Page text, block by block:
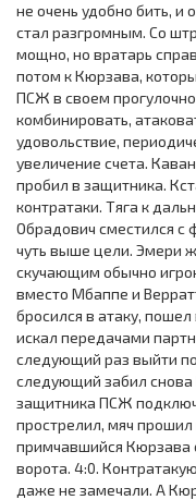
не очень удобно бить, и
стал разгромным. Со
мощно, но вратарь
потом к Кюрзава,
ПСЖ в своем
комбинировать,
удовольствие,
увеличение счета.
пробил в защитника.
контратаки. Тяга к
Обрадович сместился с
чуть выше цели. Эмери
скучающим обычно
вместо Мбаппе и
бросился в атаку,
искал передачами
следующий раз выйти
следующий забил
защитника ПСЖ
прострелил, мяч
примчавшийся Кюрзава
ворота. 4:0.
даже не замечали. А